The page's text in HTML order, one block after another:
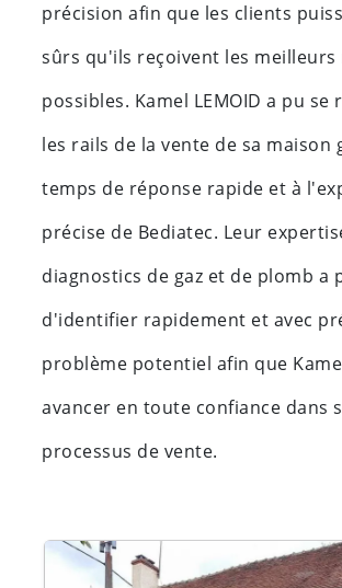
précision afin que les clients
sûrs qu'ils reçoivent les meilleurs
possibles. Kamel LEMOID a pu
les rails de la vente de sa maison
temps de réponse rapide et à
précise de Bediatec. Leur
diagnostics de gaz et de plomb a
d'identifier rapidement et avec
problème potentiel afin que
avancer en toute confiance dans
processus de vente.